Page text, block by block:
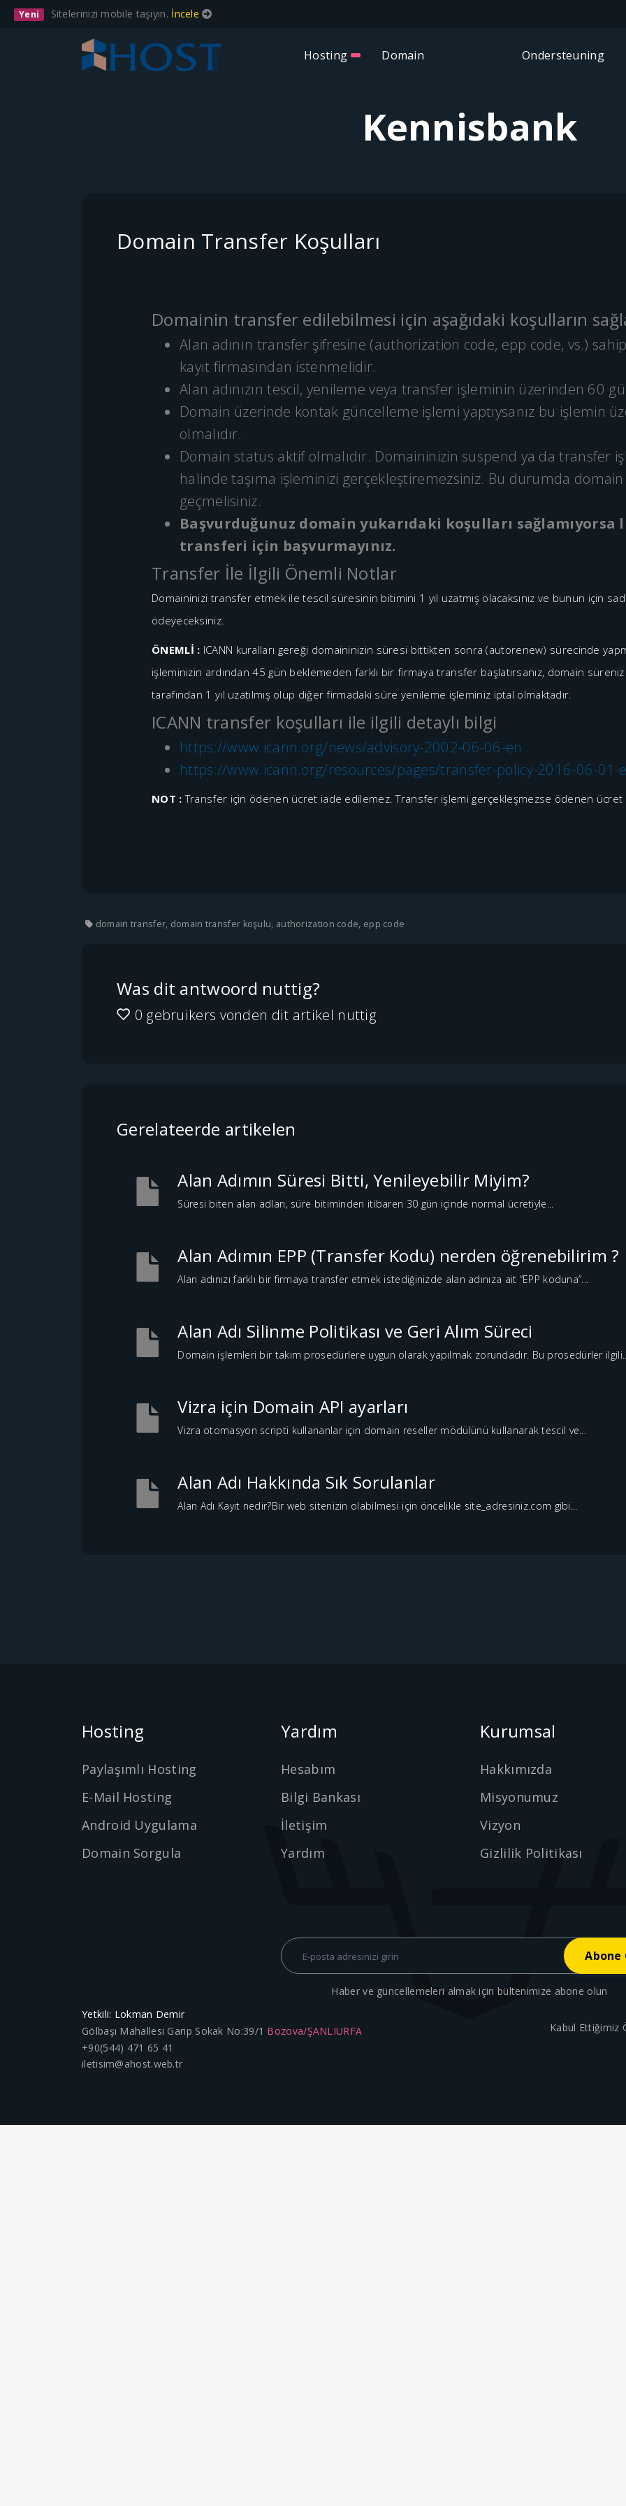
Yeni Sitelerinizi mobile taşıyın. İncele
Hosting Domain Ondersteuning
Kennisbank
Domain Transfer Koşulları
Domainin transfer edilebilmesi için aşağıdaki koşulların
Alan adının transfer şifresine (authorization code, epp code, vs.)
kayıt firmasından istenmelidir.
Alan adınızın tescil, yenileme veya transfer işleminin üzerinden 60
Domain üzerinde kontak güncelleme işlemi yaptıysanız bu işlemin
olmalıdır.
Domain status aktif olmalıdır. Domaininizin suspend ya da transfer
halinde taşıma işleminizi gerçekleştiremezsiniz. Bu durumda
geçmelisiniz.
Başvurduğunuz domain yukarıdaki koşulları
transferi için başvurmayınız.
Transfer İle İlgili Önemli Notlar
Domaininizi transfer etmek ile tescil süresinin bitimini 1 yıl uzatmış olacaksınız ve bunun için
ödeyeceksiniz.
ÖNEMLİ : ICANN kuralları gereği domaininizin süresi bittikten sonra (autorenew) sürecinde
işleminizin ardından 45 gün beklemeden farklı bir firmaya transfer başlatırsanız, domain süreniz
tarafından 1 yıl uzatılmış olup diğer firmadaki süre yenileme işleminiz iptal olmaktadır.
ICANN transfer koşulları ile ilgili detaylı bilgi
https://www.icann.org/news/advisory-2002-06-06-en
https://www.icann.org/resources/pages/transfer-policy-2016-06-01-
NOT :Transfer için ödenen ücret iade edilemez. Transfer işlemi gerçekleşmezse ödenen ücret
domain transfer, domain transfer koşulu, authorization code, epp code
Was dit antwoord nuttig?
0 gebruikers vonden dit artikel nuttig
Gerelateerde artikelen
Alan Adımın Süresi Bitti, Yenileyebilir Miyim?
Süresi biten alan adları, süre bitiminden itibaren 30 gün içinde normal ücretiyle...
Alan Adımın EPP (Transfer Kodu) nerden öğrenebilirim ?
Alan adınızı farklı bir firmaya transfer etmek istediğinizde alan adınıza ait “EPP koduna”...
Alan Adı Silinme Politikası ve Geri Alım Süreci
Domain işlemleri bir takım prosedürlere uygun olarak yapılmak zorundadır. Bu prosedürler
Vizra için Domain API ayarları
Vizra otomasyon scripti kullananlar için domain reseller mödülünü kullanarak tescil ve...
Alan Adı Hakkında Sık Sorulanlar
Alan Adı Kayıt nedir?Bir web sitenizin olabilmesi için öncelikle site_adresiniz.com gibi...
Hosting
Paylaşımlı Hosting
E-Mail Hosting
Android Uygulama
Domain Sorgula
Yardım
Hesabım
Bilgi Bankası
İletişim
Yardım
Kurumsal
Hakkımızda
Misyonumuz
Vizyon
Gizlilik Politikası
Haber ve güncellemeleri almak için bültenimize abone olun
Yetkili: Lokman Demir
Gölbaşı Mahallesi Garip Sokak No:39/1 Bozova/ŞANLIURFA
+90(544) 471 65 41
iletisim@ahost.web.tr
Kabul Ettiğimiz